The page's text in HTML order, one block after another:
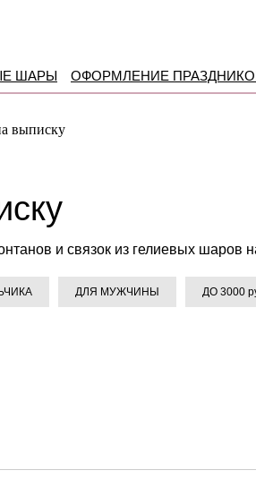
ШАРЫ ОФОРМЛЕНИЕ
выписку
и связок из гелиевых шаров
ДЛЯ МУЖЧИНЫ ДО 3000